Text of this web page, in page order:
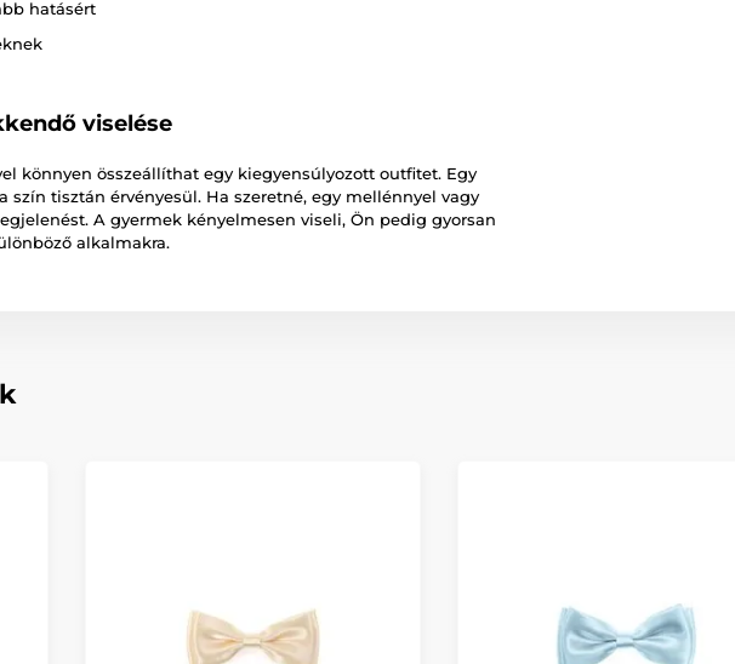
hatásért
viselése
könnyen összeállíthat egy kiegyensúlyozott outfitet. Egy
szín tisztán érvényesül. Ha szeretné, egy mellénnyel vagy
A gyermek kényelmesen viseli, Ön pedig gyorsan
alkalmakra.